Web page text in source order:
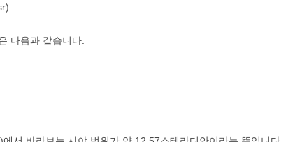
다음과 같습니다.